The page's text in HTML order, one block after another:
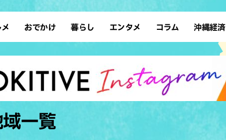
ン 沖縄そば
ウト カフェ
和食・日本料理
理 アジア・エスニック
おでかけ
デート ドライブ
散歩 ソロ活
歴史
暮らし
レシピ SDGs
ファッション ローカルニュース
沖縄移住 沖縄旧暦行事
エンタメ
スポーツ 占い
タレント・芸人 テレビ
コラム 沖縄経済
一覧